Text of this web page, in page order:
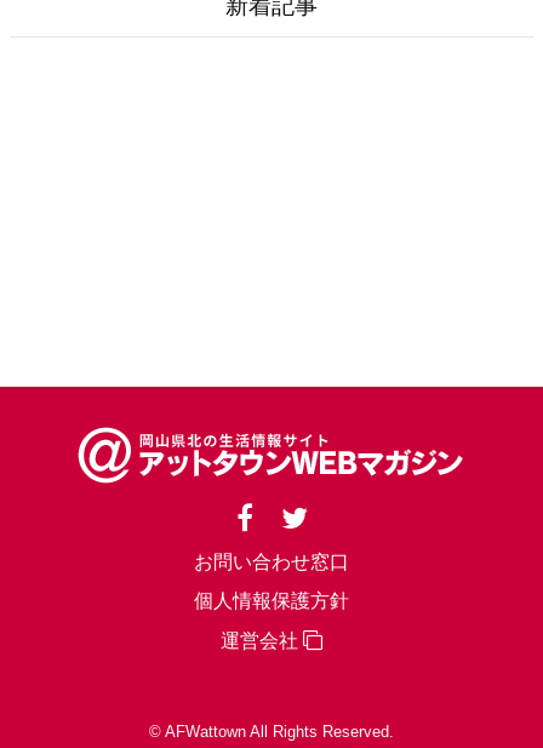
新着記事
お問い合わせ窓口
個人情報保護方針
運営会社
© AFWattown All Rights Reserved.